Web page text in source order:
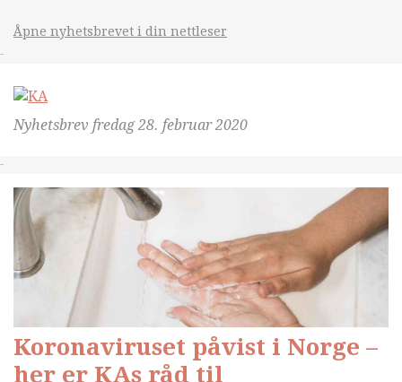
Åpne nyhetsbrevet i din nettleser
Nyhetsbrev fredag 28. februar 2020
Koronaviruset påvist i Norge –
her er KAs råd til